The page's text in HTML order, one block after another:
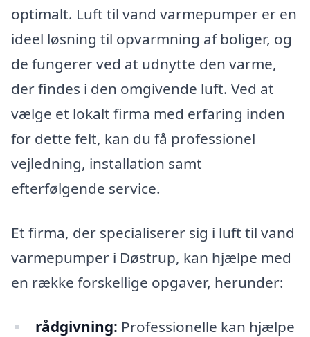
optimalt. Luft til vand varmepumper er en
ideel løsning til opvarmning af boliger, og
de fungerer ved at udnytte den varme,
der findes i den omgivende luft. Ved at
vælge et lokalt firma med erfaring inden
for dette felt, kan du få professionel
vejledning, installation samt
efterfølgende service.
Et firma, der specialiserer sig i luft til vand
varmepumper i Døstrup, kan hjælpe med
en række forskellige opgaver, herunder:
rådgivning: Professionelle kan hjælpe